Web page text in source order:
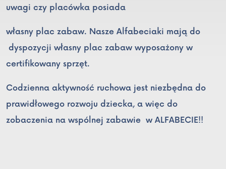
uwagi czy placówka posiada
własny plac zabaw. Nasze Alfabeciaki mają do
dyspozycji własny plac zabaw wyposażony w
certifikowany sprzęt.
Codzienna aktywność ruchowa jest niezbędna do
prawidłowego rozwoju dziecka, a więc do
zobaczenia na wspólnej zabawie w ALFABECIE!!